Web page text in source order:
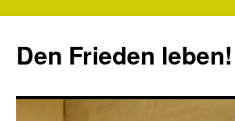
springen
Den Frieden leben!